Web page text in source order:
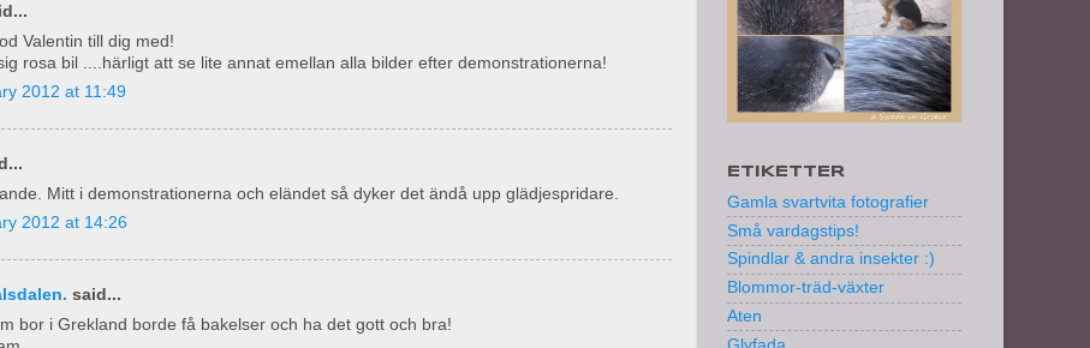
Valentin till dig med!
rosa bil ....härligt att se lite annat emellan alla bilder efter demonstrationerna!
2012 at 11:49
Mitt i demonstrationerna och eländet så dyker det ändå upp glädjespridare.
2012 at 14:26
said...
bor i Grekland borde få bakelser och ha det gott och bra!
ETIKETTER
Gamla svartvita fotografier
Små vardagstips!
Spindlar & andra insekter :)
Blommor-träd-växter
Aten